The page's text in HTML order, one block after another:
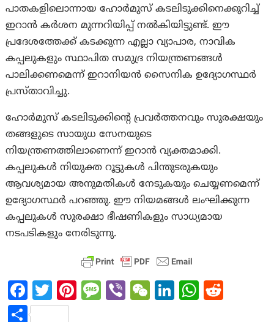
പാതകളിലൊന്നായ ഹോർമുസ് കടലിടുക്കിനെക്കുറിച്ച്
ഇറാൻ കർശന മുന്നറിയിപ്പ് നൽകിയിട്ടുണ്ട്. ഈ
പ്രദേശത്തേക്ക് കടക്കുന്ന എല്ലാ വ്യാപാര, നാവിക
കപ്പലുകളും സ്ഥാപിത സമുദ്ര നിയന്ത്രണങ്ങൾ
പാലിക്കണമെന്ന് ഇറാനിയൻ സൈനിക ഉദ്യോഗസ്ഥർ
പ്രസ്താവിച്ചു.
ഹോർമുസ് കടലിടുക്കിന്റെ പ്രവർത്തനവും സുരക്ഷയും
തങ്ങളുടെ സായുധ സേനയുടെ
നിയന്ത്രണത്തിലാണെന്ന് ഇറാൻ വ്യക്തമാക്കി.
കപ്പലുകൾ നിയുക്ത റൂട്ടുകൾ പിന്തുടരുകയും
ആവശ്യമായ അനുമതികൾ നേടുകയും ചെയ്യണമെന്ന്
ഉദ്യോഗസ്ഥർ പറഞ്ഞു. ഈ നിയമങ്ങൾ ലംഘിക്കുന്ന
കപ്പലുകൾ സുരക്ഷാ ഭീഷണികളും സാധ്യമായ
നടപടികളും നേരിടുന്നു.
Fa
ce
T
w
Pi M Vi W Li W
S